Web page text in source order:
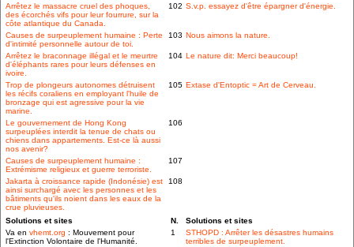
Arrêtez le massacre cruel des phoques,
des écorchés vifs pour leur fourrure, sur la
côte atlantique du Canada.
102 S.v.p. essayez d'être épargner d'énergie.
Causes de surpeuplement humaine : Perte
d'intimité personnelle autour de toi.
103 Nous aimons la nature.
Arrêtez le braconnage illégal et le meurtre
d'éléphants rares pour leurs défenses en
ivoire.
104 Le nature dit: Merci beaucoup!
Trop de plongeurs autonomes détruisent
les récifs coraliens en employant l'huile de
bronzage qui est agressive pour la vie
marine.
105 Extase d'Entoptic = Art de Cerveau.
Le gouvernement de Hong Kong
surpeuplées interdit la tenue de chats ou
chiens dans appartements. Est-ce là aussi
nos avenir?
106
Causes de surpeuplement humaine :
Extrémisme religieux et guerre terroriste.
107
Jakarta à croissance rapide (Indonésie) est
ainsi surchargé avec les personnes et les
bâtiments qu'ils noient dans les eaux de la
crue pluvieuses.
108
Solutions et sites N.
Solutions et sites
Va en vhemt.org : Mouvement pour
l'Extinction Volontaire de l'Humanité.
1
STHOPD : Arrêter les désastres humains
terribles de surpeuplement.